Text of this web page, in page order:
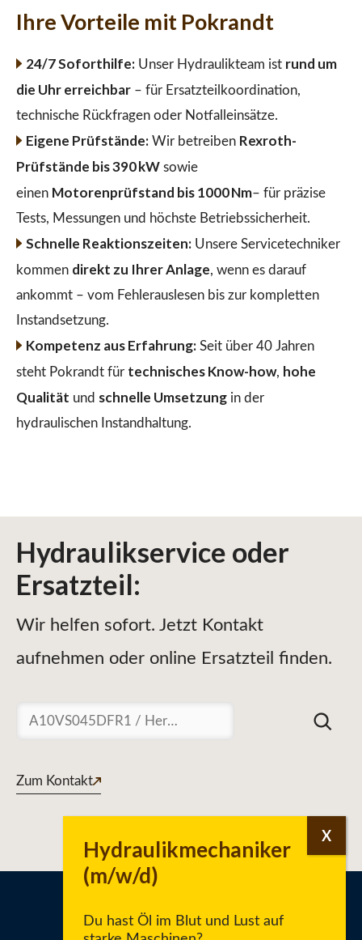
Ihre Vorteile mit Pokrandt
24/7 Soforthilfe:Unser Hydraulikteam ist rund um
die Uhr erreichbar – für Ersatzteilkoordination,
technische Rückfragen oder Notfalleinsätze.
Eigene Prüfstände:Wir betreiben Rexroth-
Prüfstände bis 390 kW sowie
einen Motorenprüfstand bis 1000 Nm– für präzise
Tests, Messungen und höchste Betriebssicherheit.
Schnelle Reaktionszeiten:Unsere Servicetechniker
kommen direkt zu Ihrer Anlage, wenn es darauf
ankommt – vom Fehlerauslesen bis zur kompletten
Instandsetzung.
Kompetenz aus Erfahrung:Seit über 40 Jahren
steht Pokrandt für technisches Know-how, hohe
Qualität und schnelle Umsetzung in der
hydraulischen Instandhaltung.
Hydraulikservice oder
Ersatzteil:
Wir helfen sofort. Jetzt Kontakt
aufnehmen oder online Ersatzteil finden.
Suchen
Zum Kontakt
Du hast Öl im Blut und Lust auf